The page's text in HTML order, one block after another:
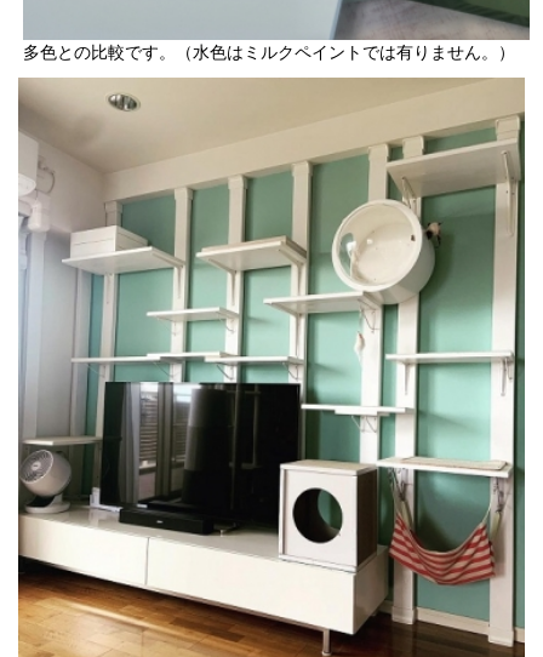
多色との比較です。（水色はミルクペイントでは有りません。）